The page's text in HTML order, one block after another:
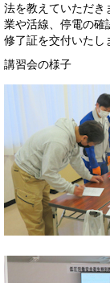
法を教えていただき
業や活線、停電の確
修了証を交付いたし
講習会の様子